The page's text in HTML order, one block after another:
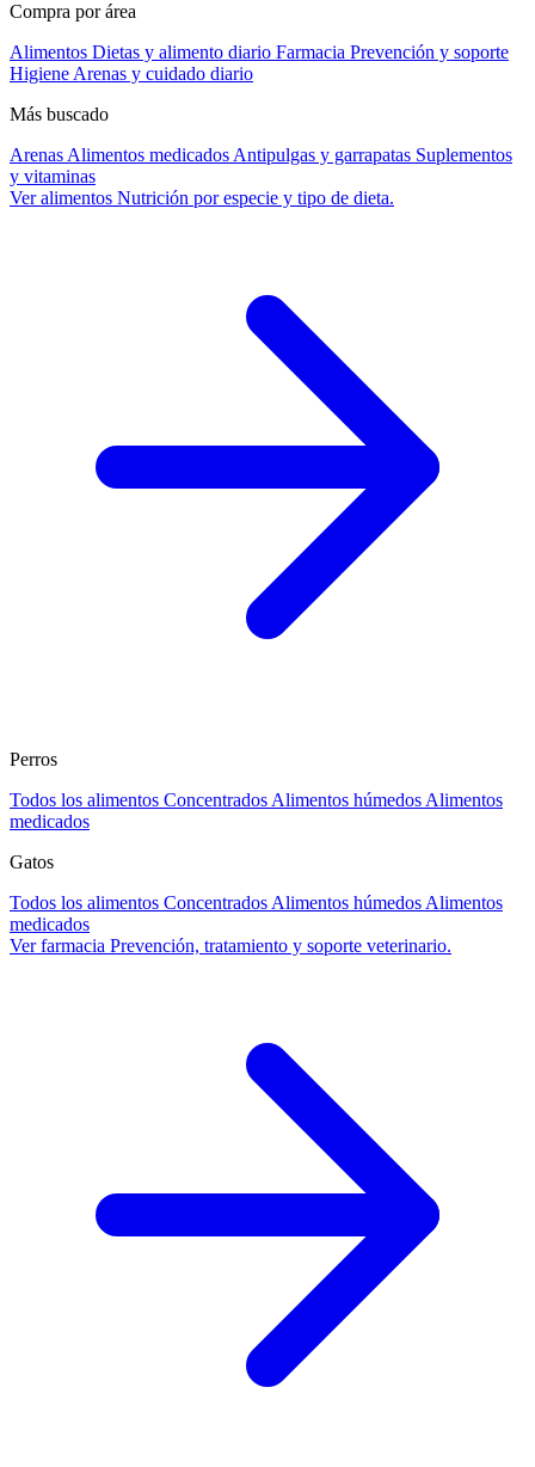
Compra por área
Alimentos Dietas y alimento diario Farmacia Prevención y soporte
Higiene Arenas y cuidado diario
Más buscado
Arenas Alimentos medicados Antipulgas y garrapatas Suplementos
y vitaminas
Ver alimentos Nutrición por especie y tipo de dieta.
Perros
Todos los alimentos Concentrados Alimentos húmedos Alimentos
medicados
Gatos
Todos los alimentos Concentrados Alimentos húmedos Alimentos
medicados
Ver farmacia Prevención, tratamiento y soporte veterinario.